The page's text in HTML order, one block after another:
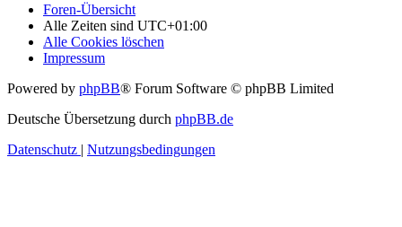
Foren-Übersicht
Alle Zeiten sind UTC+01:00
Alle Cookies löschen
Impressum
Powered by phpBB® Forum Software © phpBB Limited
Deutsche Übersetzung durch phpBB.de
Datenschutz | Nutzungsbedingungen